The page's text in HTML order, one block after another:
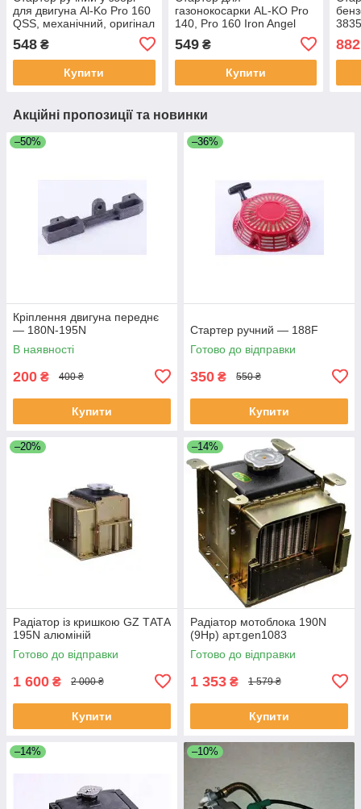
для двигуна Al-Ko Pro 160
QSS, механічний, оригінал
548 ₴
Купити
газонокосарки AL-KO Pro
140, Pro 160 Iron Angel
GM 53 SP 411834 472317
454482 463692 474316
549₴
Купити
882
Акційні пропозиції та новинки
–50%
Кріплення двигуна переднє
— 180N-195N
В наявності
200 ₴ 400 ₴
Купити
–36%
Стартер ручний — 188F
Готово до відправки
350 ₴ 550 ₴
Купити
–20%
Радіатор із кришкою GZ ТАТА
195N алюміній
Готово до відправки
1 600 ₴ 2 000 ₴
Купити
–14%
Радіатор мотоблока 190N
(9Hp) арт.gen1083
Готово до відправки
1 353 ₴ 1 579 ₴
Купити
–14% –10%